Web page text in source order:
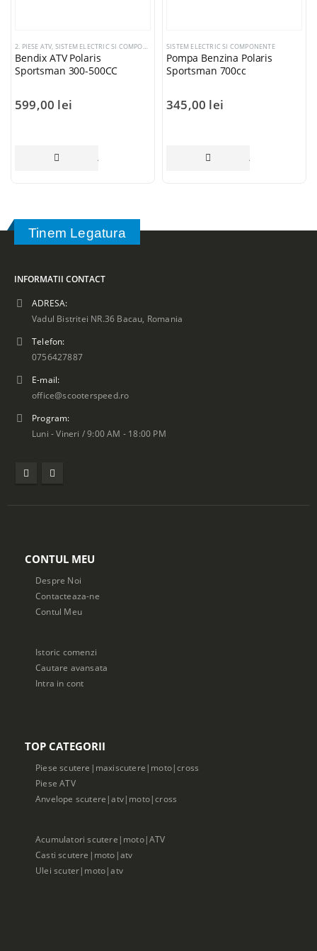
2. PIESE ATV, SISTEM ELECTRIC SI COMPONENTE ,POLARIS 300 - 800 CC
Bendix ATV Polaris
Sportsman 300-500CC
599,00 lei
ADAUGĂ ÎN COȘ
SISTEM ELECTRIC SI COMPONENTE
Pompa Benzina Polaris
Sportsman 700cc
345,00 lei
ADAUGĂ ÎN COȘ
Tinem Legatura
INFORMATII CONTACT
ADRESA:
Vadul Bistritei NR.36 Bacau, Romania
Telefon:
0756427887
E-mail:
office@scooterspeed.ro
Program:
Luni - Vineri / 9:00 AM - 18:00 PM
CONTUL MEU
Despre Noi
Contacteaza-ne
Contul Meu
Istoric comenzi
Cautare avansata
Intra in cont
TOP CATEGORII
Piese scutere|maxiscutere|moto|cross
Piese ATV
Anvelope scutere|atv|moto|cross
Acumulatori scutere|moto|ATV
Casti scutere|moto|atv
Ulei scuter|moto|atv